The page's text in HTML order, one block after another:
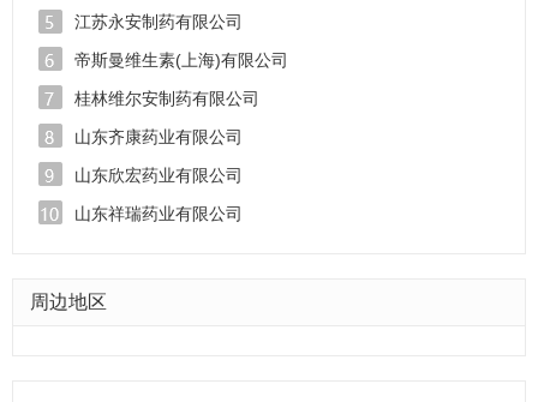
江苏永安制药有限公司
帝斯曼维生素(上海)有限公司
桂林维尔安制药有限公司
山东齐康药业有限公司
山东欣宏药业有限公司
山东祥瑞药业有限公司
周边地区